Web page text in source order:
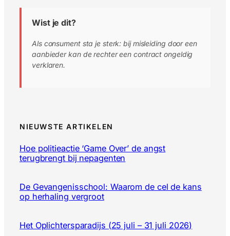
Wist je dit?
Als consument sta je sterk: bij misleiding door een
aanbieder kan de rechter een contract ongeldig
verklaren.
NIEUWSTE ARTIKELEN
Hoe politieactie ‘Game Over’ de angst
terugbrengt bij nepagenten
De Gevangenisschool: Waarom de cel de kans
op herhaling vergroot
Het Oplichtersparadijs (25 juli – 31 juli 2026)